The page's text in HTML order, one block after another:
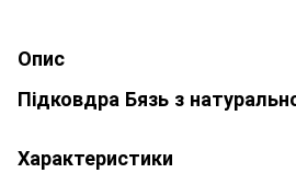
Опис
Підковдра Бязь з
Характеристики